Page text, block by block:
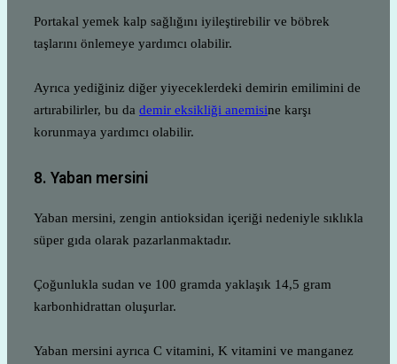
Portakal yemek kalp sağlığını iyileştirebilir ve böbrek
taşlarını önlemeye yardımcı olabilir.
Ayrıca yediğiniz diğer yiyeceklerdeki demirin emilimini de
artırabilirler, bu da demir eksikliği anemisine karşı
korunmaya yardımcı olabilir.
8. Yaban mersini
Yaban mersini, zengin antioksidan içeriği nedeniyle sıklıkla
süper gıda olarak pazarlanmaktadır.
Çoğunlukla sudan ve 100 gramda yaklaşık 14,5 gram
karbonhidrattan oluşurlar.
Yaban mersini ayrıca C vitamini, K vitamini ve manganez